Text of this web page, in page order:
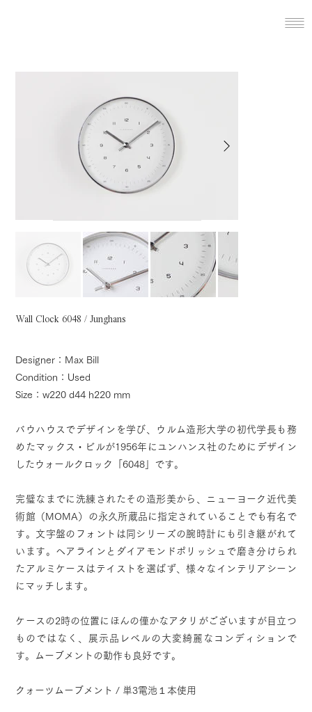
Wall Clock 6048 / Junghans
Designer：Max Bill
Condition：Used
Size：w220 d44 h220 mm
バウハウスでデザインを学び、ウルム造形大学の初代学長も務
めたマックス・ビルが1956年にユンハンス社のためにデザイン
したウォールクロック「6048」です。
完璧なまでに洗練されたその造形美から、ニューヨーク近代美
術館（MOMA）の永久所蔵品に指定されていることでも有名で
す。文字盤のフォントは同シリーズの腕時計にも引き継がれて
います。ヘアラインとダイアモンドポリッシュで磨き分けられ
たアルミケースはテイストを選ばず、様々なインテリアシーン
にマッチします。
ケースの2時の位置にほんの僅かなアタリがございますが目立つ
ものではなく、展示品レベルの大変綺麗なコンディションで
す。ムーブメントの動作も良好です。
クォーツムーブメント / 単3電池１本使用